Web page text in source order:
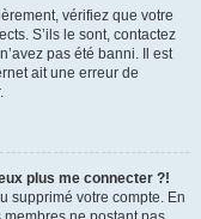
vérifiez que votre
S’ils le sont, contactez
pas été banni. Il est
ait une erreur de
plus me connecter ?!
supprimé votre compte. En